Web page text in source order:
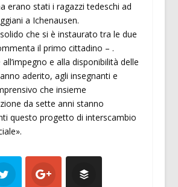
erano stati i ragazzi tedeschi ad
a Ichenausen.
che si è instaurato tra le due
il primo cittadino – .
e alla disponibilità delle
aderito, agli insegnanti e
che insieme
da sette anni stanno
questo progetto di interscambio